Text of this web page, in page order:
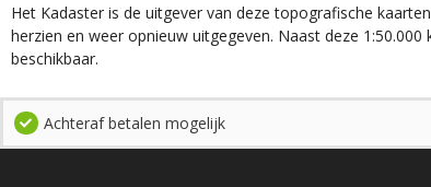
Het Kadaster is de uitgever van deze topografische
herzien en weer opnieuw uitgegeven. Naast deze
beschikbaar.
Achteraf betalen mogelijk